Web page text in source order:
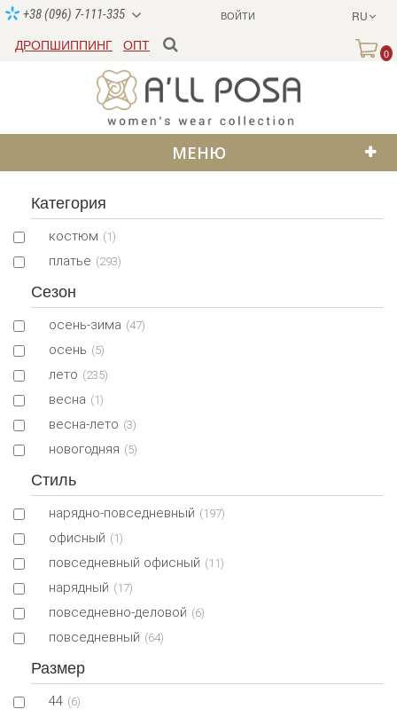
ВОЙТИ RU
+38 (096) 7-111-335
ДРОПШИППИНГ ОПТ
0
МЕНЮ
Категория
костюм (1)
платье (293)
Сезон
осень-зима (47)
осень (5)
лето (235)
весна (1)
весна-лето (3)
новогодняя (5)
Стиль
нарядно-повседневный (197)
офисный (1)
повседневный офисный (11)
нарядный (17)
повседневно-деловой (6)
повседневный (64)
Размер
44 (6)